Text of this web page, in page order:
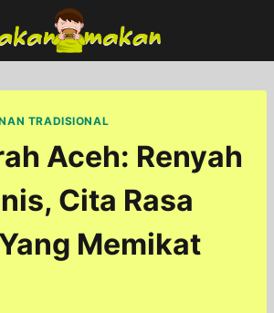
TRADISIONAL
Aceh: Renyah
Cita Rasa
Memikat